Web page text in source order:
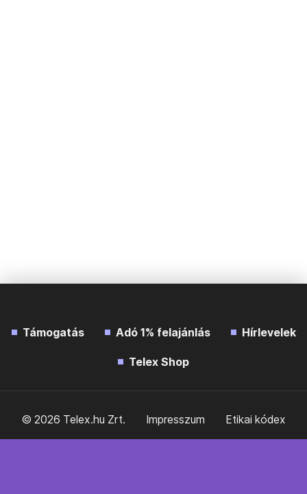
Támogatás Adó 1% felajánlás Hírlevelek
Telex Shop
© 2026 Telex.hu Zrt. Impresszum Etikai kódex